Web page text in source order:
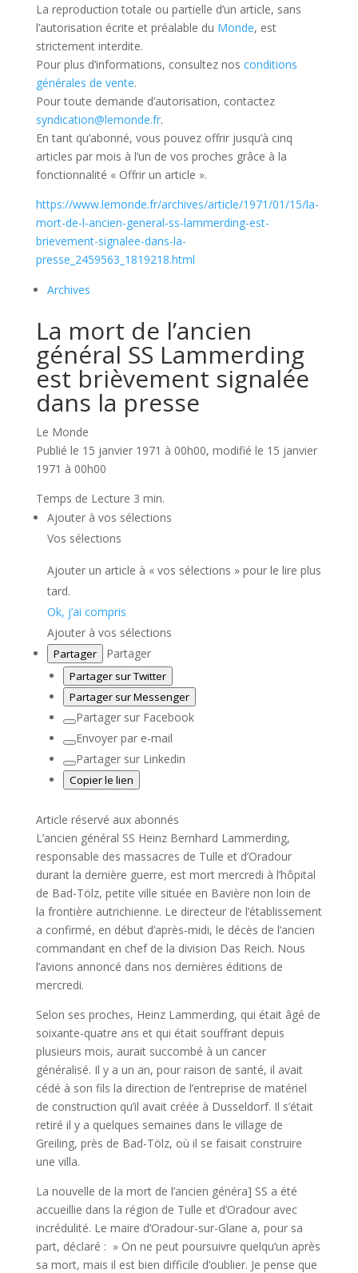
La reproduction totale ou partielle d’un article, sans
l’autorisation écrite et préalable du Monde, est
strictement interdite.
Pour plus d’informations, consultez nos conditions
générales de vente.
Pour toute demande d’autorisation, contactez
syndication@lemonde.fr.
En tant qu’abonné, vous pouvez offrir jusqu’à cinq
articles par mois à l’un de vos proches grâce à la
fonctionnalité « Offrir un article ».
https://www.lemonde.fr/archives/article/1971/01/15/la-
mort-de-l-ancien-general-ss-lammerding-est-
brievement-signalee-dans-la-
presse_2459563_1819218.html
Archives
La mort de l’ancien
général SS Lammerding
est brièvement signalée
dans la presse
Le Monde
Publié le 15 janvier 1971 à 00h00, modifié le 15 janvier
1971 à 00h00
Temps de Lecture 3 min.
Ajouter à vos sélections
Vos sélections
Ajouter un article à « vos sélections » pour le lire plus
tard.
Ok, j’ai compris
Ajouter à vos sélections
Partager Partager
Partager sur Twitter
Partager sur Messenger
Partager sur Facebook
Envoyer par e-mail
Partager sur Linkedin
Copier le lien
Article réservé aux abonnés
L’ancien général SS Heinz Bernhard Lammerding,
responsable des massacres de Tulle et d’Oradour
durant la dernière guerre, est mort mercredi à l’hôpital
de Bad-Tölz, petite ville située en Bavière non loin de
la frontière autrichienne. Le directeur de l’établissement
a confirmé, en début d’après-midi, le décès de l’ancien
commandant en chef de la division Das Reich. Nous
l’avions annoncé dans nos dernières éditions de
mercredi.
Selon ses proches, Heinz Lammerding, qui était âgé de
soixante-quatre ans et qui était souffrant depuis
plusieurs mois, aurait succombé à un cancer
généralisé. Il y a un an, pour raison de santé, il avait
cédé à son fils la direction de l’entreprise de matériel
de construction qu’il avait créée à Dusseldorf. Il s’était
retiré il y a quelques semaines dans le village de
Greiling, près de Bad-Tölz, où il se faisait construire
une villa.
La nouvelle de la mort de l’ancien généra] SS a été
accueillie dans la région de Tulle et d’Oradour avec
incrédulité. Le maire d’Oradour-sur-Glane a, pour sa
part, déclaré : » On ne peut poursuivre quelqu’un après
sa mort, mais il est bien difficile d’oublier. Je pense que